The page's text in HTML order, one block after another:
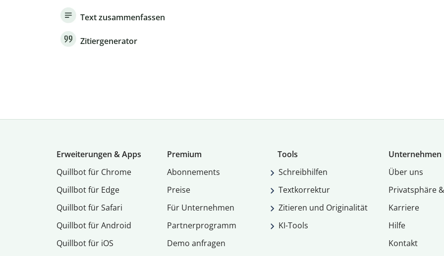
Text zusammenfassen
Zitiergenerator
Erweiterungen & Apps
Quillbot für Chrome
Quillbot für Edge
Quillbot für Safari
Quillbot für Android
Quillbot für iOS
Premium
Abon­ne­ments
Preise
Für Unternehmen
Partnerprogramm
Demo anfragen
Tools
Schreibhilfen
Textkorrektur
Zitieren und Originalität
KI-Tools
Unternehmen
Über uns
Privatsphäre
Karriere
Hilfe
Kontakt